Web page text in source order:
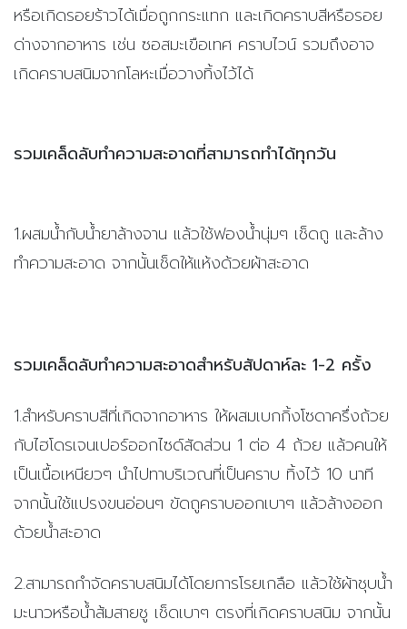
หรือเกิดรอยร้าวได้เมื่อถูกกระแทก และเกิดคราบสีหรือรอย
ด่างจากอาหาร เช่น ซอสมะเขือเทศ คราบไวน์ รวมถึงอาจ
เกิดคราบสนิมจากโลหะเมื่อวางทิ้งไว้ได้
รวมเคล็ดลับทำความสะอาดที่สามารถทำได้ทุกวัน
1.ผสมน้ำกับน้ำยาล้างจาน แล้วใช้ฟองน้ำนุ่มๆ เช็ดถู และล้าง
ทำความสะอาด จากนั้นเช็ดให้แห้งด้วยผ้าสะอาด
รวมเคล็ดลับทำความสะอาดสำหรับสัปดาห์ละ 1-2 ครั้ง
1.สำหรับคราบสีที่เกิดจากอาหาร ให้ผสมเบกกิ้งโซดาครึ่งถ้วย
กับไฮโดรเจนเปอร์ออกไซด์สัดส่วน 1 ต่อ 4 ถ้วย แล้วคนให้
เป็นเนื้อเหนียวๆ นำไปทาบริเวณที่เป็นคราบ ทิ้งไว้ 10 นาที
จากนั้นใช้แปรงขนอ่อนๆ ขัดถูคราบออกเบาๆ แล้วล้างออก
ด้วยน้ำสะอาด
2.สามารถกำจัดคราบสนิมได้โดยการโรยเกลือ แล้วใช้ผ้าชุบน้ำ
มะนาวหรือน้ำส้มสายชู เช็ดเบาๆ ตรงที่เกิดคราบสนิม จากนั้น